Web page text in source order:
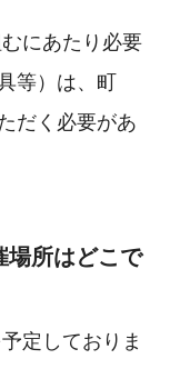
にあたり必要
等）は、町
だく必要があ
場所はどこで
定しておりま